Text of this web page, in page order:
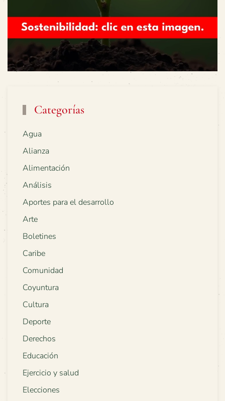
Categorías
Agua
Alianza
Alimentación
Análisis
Aportes para el desarrollo
Arte
Boletines
Caribe
Comunidad
Coyuntura
Cultura
Deporte
Derechos
Educación
Ejercicio y salud
Elecciones